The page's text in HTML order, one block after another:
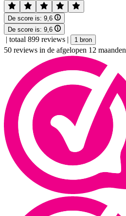
De score is: 9,6
De score is: 9,6
| totaal 899 reviews | 1 bron
50 reviews in de afgelopen 12 maanden